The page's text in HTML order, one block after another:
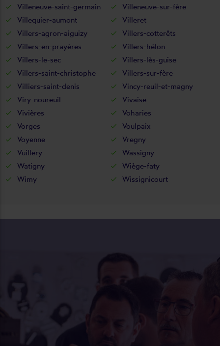
Villeneuve-saint-germain
Villeneuve-sur-fère
Villequier-aumont
Villeret
Villers-agron-aiguizy
Villers-cotterêts
Villers-en-prayères
Villers-hélon
Villers-le-sec
Villers-lès-guise
Villers-saint-christophe
Villers-sur-fère
Villiers-saint-denis
Vincy-reuil-et-magny
Viry-noureuil
Vivaise
Vivières
Voharies
Vorges
Voulpaix
Voyenne
Vregny
Vuillery
Wassigny
Watigny
Wiège-faty
Wimy
Wissignicourt